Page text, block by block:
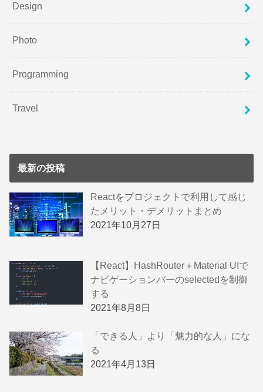
Design
Photo
Programming
Travel
最新の投稿
Reactをプロジェクトで利用して感じ
たメリット・デメリットまとめ
2021年10月27日
【React】HashRouter＋Material UIで
ナビゲーションバーのselectedを制御
する
2021年8月8日
「できる人」より「魅力的な人」にな
る
2021年4月13日